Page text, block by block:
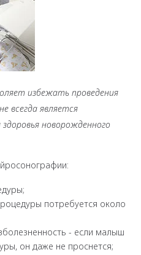
избежать проведения
всегда является
новорожденного
потребуется около
- если малыш
он даже не проснется;